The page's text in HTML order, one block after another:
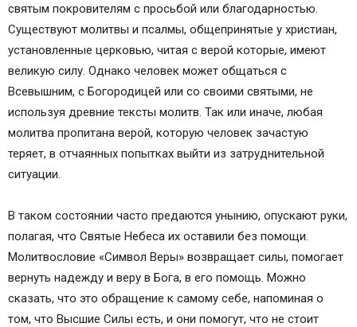
святым покровителям с просьбой или благодарностью.
Существуют молитвы и псалмы, общепринятые у христиан,
установленные церковью, читая с верой которые, имеют
великую силу. Однако человек может общаться с
Всевышним, с Богородицей или со своими святыми, не
используя древние тексты молитв. Так или иначе, любая
молитва пропитана верой, которую человек зачастую
теряет, в отчаянных попытках выйти из затруднительной
ситуации.
В таком состоянии часто предаются унынию, опускают руки,
полагая, что Святые Небеса их оставили без помощи.
Молитвословие «Символ Веры» возвращает силы, помогает
вернуть надежду и веру в Бога, в его помощь. Можно
сказать, что это обращение к самому себе, напоминая о
том, что Высшие Силы есть, и они помогут, что не стоит